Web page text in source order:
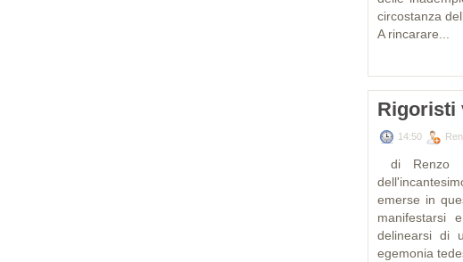
circostanza
A rincarare...
Rigoristi
14:50
di Renzo
emerse in
manifestarsi
delinearsi di
egemonia